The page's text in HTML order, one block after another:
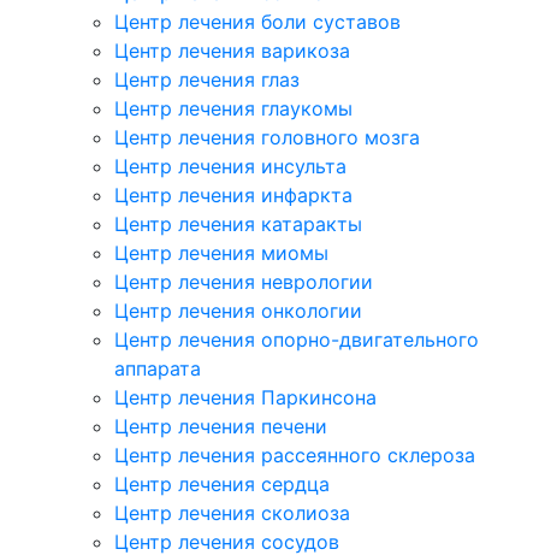
Центр лечения боли суставов
Центр лечения варикоза
Центр лечения глаз
Центр лечения глаукомы
Центр лечения головного мозга
Центр лечения инсульта
Центр лечения инфаркта
Центр лечения катаракты
Центр лечения миомы
Центр лечения неврологии
Центр лечения онкологии
Центр лечения опорно-двигательного
аппарата
Центр лечения Паркинсона
Центр лечения печени
Центр лечения рассеянного склероза
Центр лечения сердца
Центр лечения сколиоза
Центр лечения сосудов